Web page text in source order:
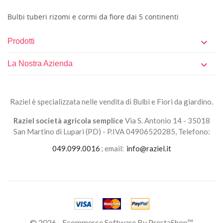
Bulbi tuberi rizomi e cormi da fiore dai 5 continenti
Prodotti 
La Nostra Azienda 
Raziel è specializzata nelle vendita di Bulbi e Fiori da giardino.
Raziel società agricola semplice Via S. Antonio 14 - 35018
San Martino di Lupari (PD) - P.IVA 04906520285, Telefono:
049.099.0016 ; email: info@raziel.it